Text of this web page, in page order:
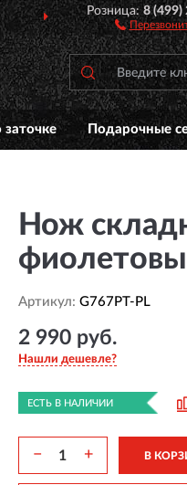
ДОСТАВИМПО ВСЕЙ
Розница:8 (499)
заточке Подарочные
Нож
Артикул: G767PT-PL
2 990 руб.
Нашли дешевле?
ЕСТЬ В НАЛИЧИИ
− + В